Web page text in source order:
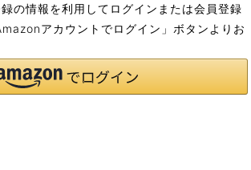
の情報を利用してログインまたは会員登録
アカウントでログイン」ボタンよりお